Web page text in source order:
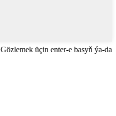
Gözlemek üçin enter-e basyň ýa-da